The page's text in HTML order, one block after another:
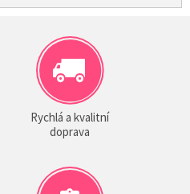
Rychlá a kvalitní
doprava